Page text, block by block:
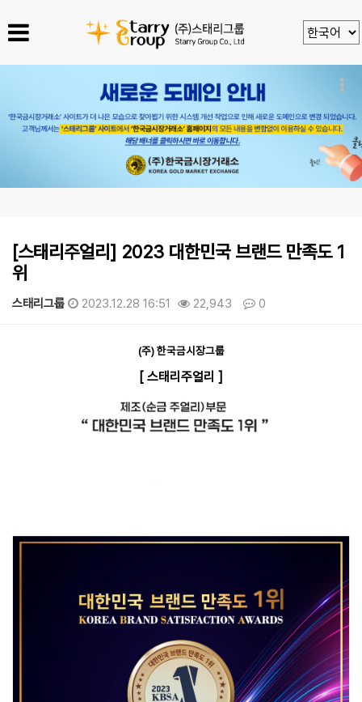
[스태리주얼리] 2023 대한민국 브랜드 만족도 1
위
스태리그룹 2023.12.28 16:51 22,943 0
(주) 한국금시장그룹
[ 스태리주얼리 ]